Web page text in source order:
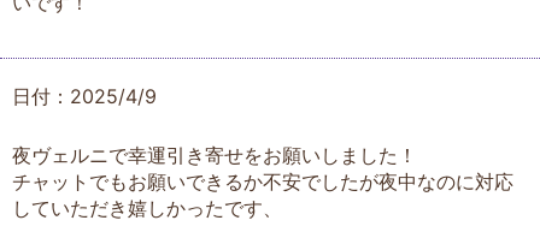
日付：2025/4/9
夜ヴェルニで幸運引き寄せをお願いしました！
チャットでもお願いできるか不安でしたが夜中なのに対応
していただき嬉しかったです、